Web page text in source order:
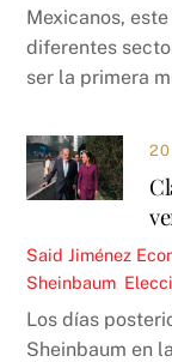
Mexicanos,
diferentes
ser la primera
20
Said Jiménez
Sheinbaum
Los días
Sheinbaum en